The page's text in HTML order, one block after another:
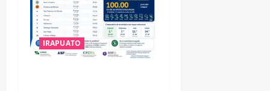
IRAPUATO